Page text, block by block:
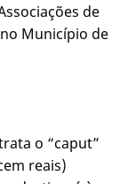
de
Município de
o “caput”
reais)